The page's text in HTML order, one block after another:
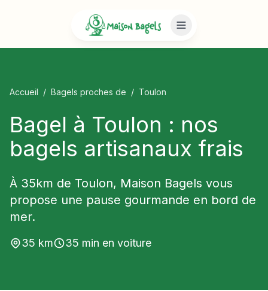
Accueil / Bagels proches de / Toulon
Bagel à Toulon : nos
bagels artisanaux frais
À 35km de Toulon, Maison Bagels vous
propose une pause gourmande en bord de
mer.
35 km 35 min en voiture